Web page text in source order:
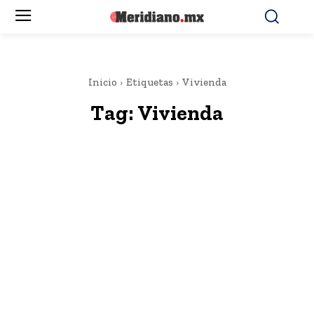
Inicio Etiquetas Vivienda
Tag: Vivienda